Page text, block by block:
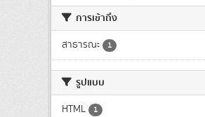
การเข้าถึง
สาธารณะ 1
รูปแบบ
HTML 1